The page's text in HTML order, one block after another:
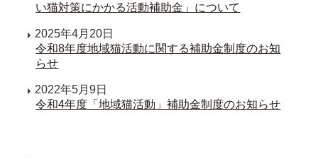
い猫対策にかかる活動補助金」について
2025年4月20日
令和8年度地域猫活動に関する補助金制度のお知
らせ
2022年5月9日
令和4年度「地域猫活動」補助金制度のお知らせ